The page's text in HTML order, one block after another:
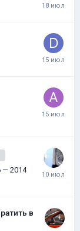
— 2014
в